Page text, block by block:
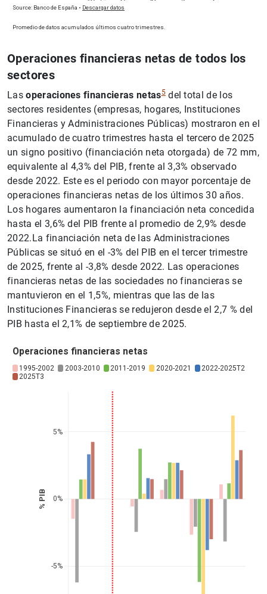
Operaciones financieras netas de todos los
sectores
Lasoperaciones financieras netas5del total de los
sectores residentes (empresas, hogares, Instituciones
Financieras y Administraciones Públicas) mostraron en el
acumulado de cuatro trimestres hasta el tercero de 2025
un signo positivo (financiación neta otorgada) de 72 mm,
equivalente al 4,3% del PIB, frente al 3,3% observado
desde 2022. Este es el periodo con mayor porcentaje de
operaciones financieras netas de los últimos 30 años.
Los hogares aumentaron la financiación neta concedida
hasta el 3,6% del PIB frente al promedio de 2,9% desde
2022.La financiación neta de las Administraciones
Públicas se situó en el -3% del PIB en el tercer trimestre
de 2025, frente al -3,8% desde 2022. Las operaciones
financieras netas de las sociedades no financieras se
mantuvieron en el 1,5%, mientras que las de las
Instituciones Financieras se redujeron desde el 2,7 % del
PIB hasta el 2,1% de septiembre de 2025.